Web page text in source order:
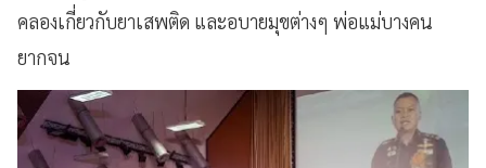
คลองเกี่ยวกับยาเสพติด และอบายมุขต่างๆ พ่อแม่บางคน
ยากจน